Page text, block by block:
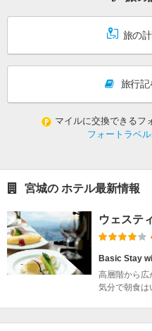
旅の
旅行記
マイルに交換できるフ
フォートラベ
宮城の ホテル最新情報
ウェステ
Basic Stay
高層階から広
気分で朝食は